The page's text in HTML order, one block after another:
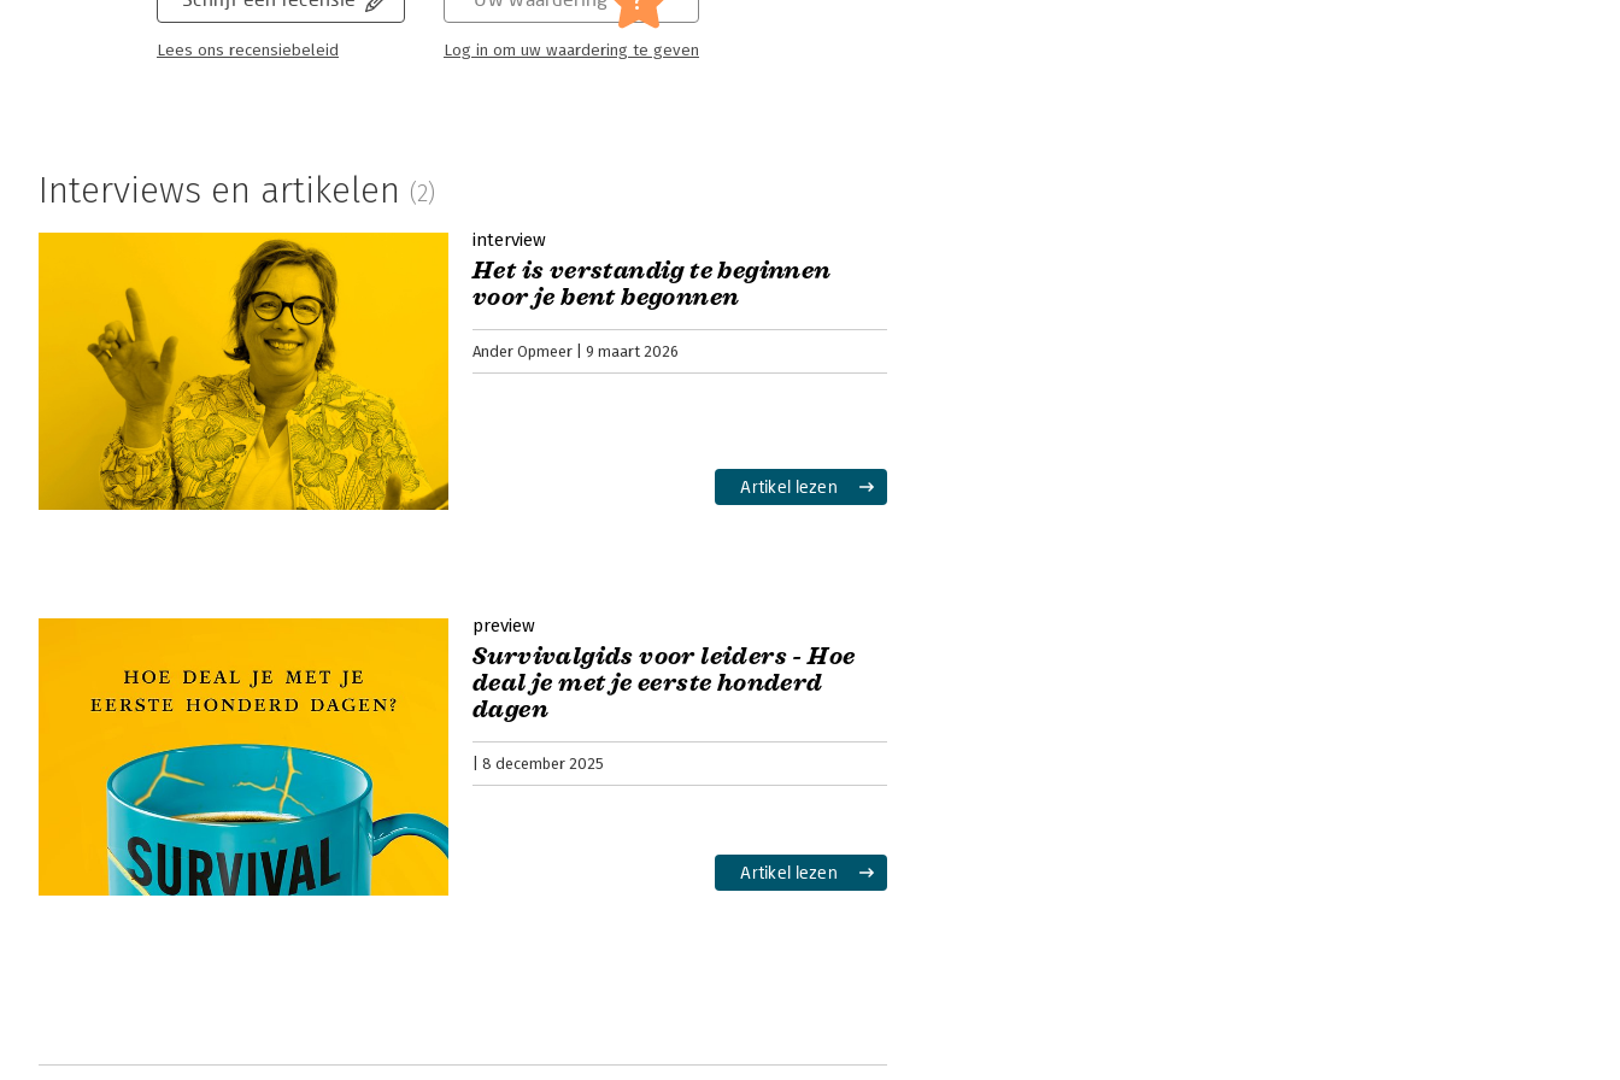
Lees ons recensiebeleid Log in om uw waardering te geven
Interviews en artikelen (2)
interview
Het is verstandig te beginnen
voor je bent begonnen
Ander Opmeer 9 maart 2026
Artikel lezen
preview
Survivalgids voor leiders - Hoe
deal je met je eerste honderd
dagen
8 december 2025
Artikel lezen